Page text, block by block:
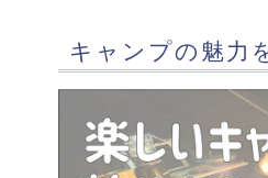
キャンプの魅力